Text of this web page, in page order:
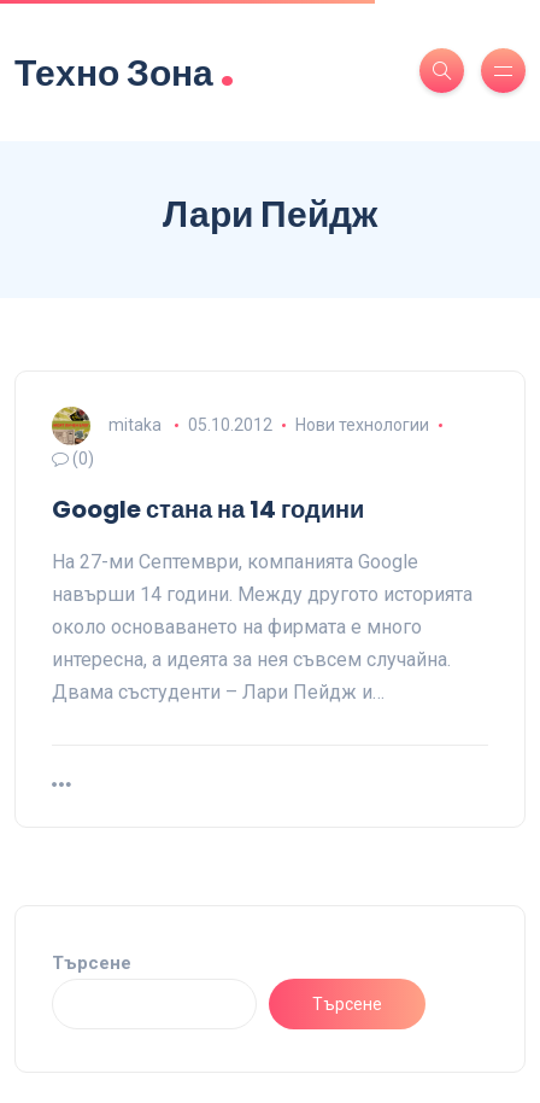
Техно Зона.
Лари Пейдж
mitaka 05.10.2012
Нови технологии
(0)
Google стана на 14 години
На 27-ми Септември, компанията Google
навърши 14 години. Между другото историята
около основаването на фирмата е много
интересна, а идеята за нея съвсем случайна.
Двама състуденти – Лари Пейдж и…
Търсене
Търсене